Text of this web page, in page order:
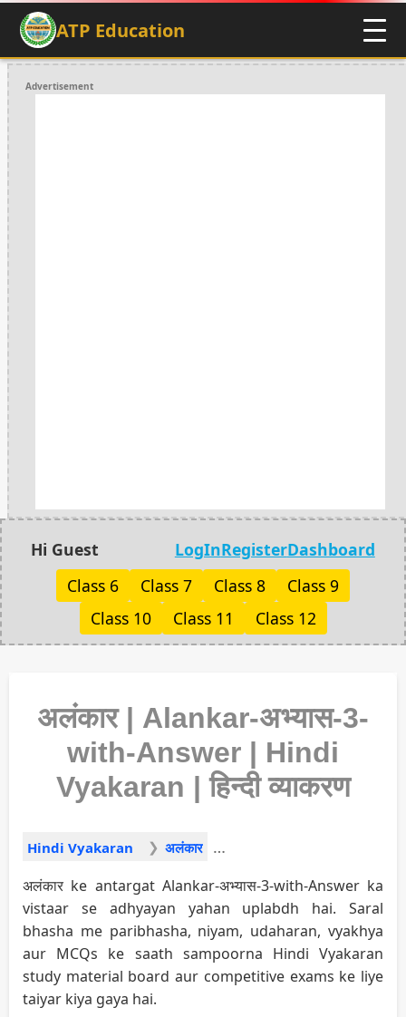
ATP Education
Advertisement
Hi Guest LogInRegisterDashboard
Class 6
Class 7 Class 8
Class 9
Class 10
Class 11 Class 12
अलंकार | Alankar-अभ्यास-3-
with-Answer | Hindi
Vyakaran | हिन्दी व्याकरण
Hindi Vyakaran अलंकार
अलंकार ke antargat Alankar-अभ्यास-3-with-Answer ka
vistaar se adhyayan yahan uplabdh hai. Saral
bhasha me paribhasha, niyam, udaharan, vyakhya
aur MCQs ke saath sampoorna Hindi Vyakaran
study material board aur competitive exams ke liye
taiyar kiya gaya hai.